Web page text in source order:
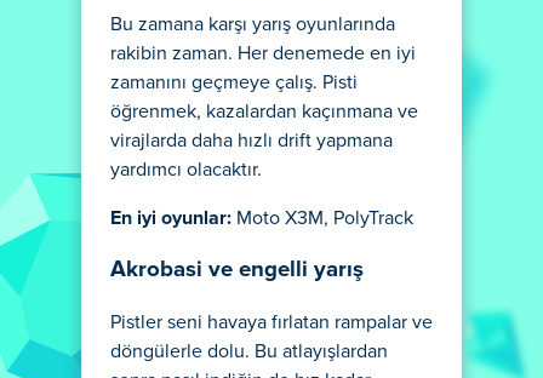
Bu zamana karşı yarış oyunlarında
rakibin zaman. Her denemede en iyi
zamanını geçmeye çalış. Pisti
öğrenmek, kazalardan kaçınmana ve
virajlarda daha hızlı drift yapmana
yardımcı olacaktır.
En iyi oyunlar: Moto X3M, PolyTrack
Akrobasi ve engelli yarış
Pistler seni havaya fırlatan rampalar ve
döngülerle dolu. Bu atlayışlardan